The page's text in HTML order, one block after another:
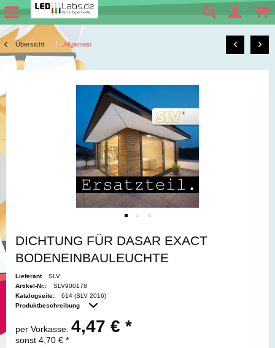
Übersicht Allgemein
DICHTUNG FÜR DASAR EXACT
BODENEINBAULEUCHTE
Lieferant
SLV
Artikel-Nr.:
SLV900178
Katalogseite:
614 (SLV 2016)
Produktbeschreibung
per Vorkasse: 4,47 € *
sonst 4,70 € *